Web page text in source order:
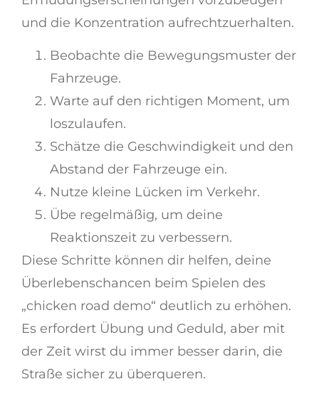
und die Konzentration aufrechtzuerhalten.
Beobachte die Bewegungsmuster der
Fahrzeuge.
Warte auf den richtigen Moment, um
loszulaufen.
Schätze die Geschwindigkeit und den
Abstand der Fahrzeuge ein.
Nutze kleine Lücken im Verkehr.
Übe regelmäßig, um deine
Reaktionszeit zu verbessern.
Diese Schritte können dir helfen, deine
Überlebenschancen beim Spielen des
„chicken road demo“ deutlich zu erhöhen.
Es erfordert Übung und Geduld, aber mit
der Zeit wirst du immer besser darin, die
Straße sicher zu überqueren.